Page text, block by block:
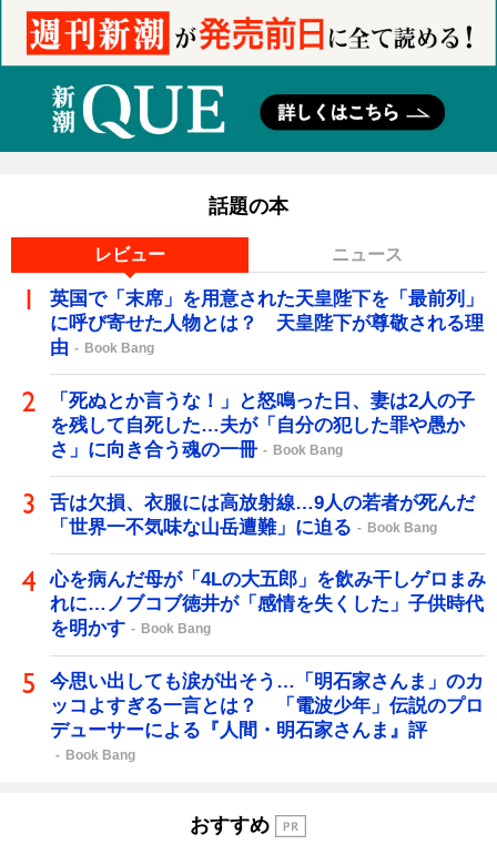
話題の本
レビュー ニュース
英国で「末席」を用意された天皇陛下を「最前列」
に呼び寄せた人物とは？ 天皇陛下が尊敬される理
由
Book Bang
「死ぬとか言うな！」と怒鳴った日、妻は2人の子
を残して自死した…夫が「自分の犯した罪や愚か
さ」に向き合う魂の一冊
Book Bang
舌は欠損、衣服には高放射線…9人の若者が死んだ
「世界一不気味な山岳遭難」に迫る
Book Bang
心を病んだ母が「4Lの大五郎」を飲み干しゲロまみ
れに…ノブコブ徳井が「感情を失くした」子供時代
を明かす
Book Bang
今思い出しても涙が出そう…「明石家さんま」のカ
ッコよすぎる一言とは？ 「電波少年」伝説のプロ
デューサーによる『人間・明石家さんま』評
Book Bang
おすすめ